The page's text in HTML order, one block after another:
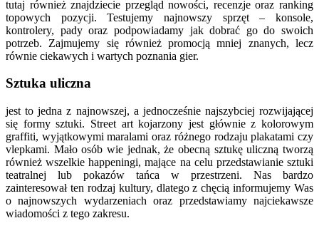
tutaj również znajdziecie przegląd nowości, recenzje oraz ranking
topowych pozycji. Testujemy najnowszy sprzęt – konsole,
kontrolery, pady oraz podpowiadamy jak dobrać go do swoich
potrzeb. Zajmujemy się również promocją mniej znanych, lecz
równie ciekawych i wartych poznania gier.
Sztuka uliczna
jest to jedna z najnowszej, a jednocześnie najszybciej rozwijającej
się formy sztuki. Street art kojarzony jest głównie z kolorowym
graffiti, wyjątkowymi maralami oraz różnego rodzaju plakatami czy
vlepkami. Mało osób wie jednak, że obecną sztukę uliczną tworzą
również wszelkie happeningi, mające na celu przedstawianie sztuki
teatralnej lub pokazów tańca w przestrzeni. Nas bardzo
zainteresował ten rodzaj kultury, dlatego z chęcią informujemy Was
o najnowszych wydarzeniach oraz przedstawiamy najciekawsze
wiadomości z tego zakresu.